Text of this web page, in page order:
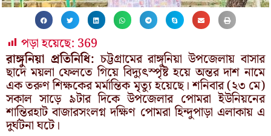
পড়া হয়েছে: 369
রাঙ্গুনিয়া প্রতিনিধি:চট্টগ্রামের রাঙ্গুনিয়া উপজেলায় বাসার
ছাদে ময়লা ফেলতে গিয়ে বিদ্যুৎস্পৃষ্ট হয়ে অন্তর দাশ নামে
এক তরুণ শিক্ষকের মর্মান্তিক মৃত্যু হয়েছে। শনিবার (২৩ মে)
সকাল সাড়ে ৯টার দিকে উপজেলার পোমরা ইউনিয়নের
শান্তিরহাট বাজারসংলগ্ন দক্ষিণ পোমরা হিন্দুপাড়া এলাকায় এ
দুর্ঘটনা ঘটে।